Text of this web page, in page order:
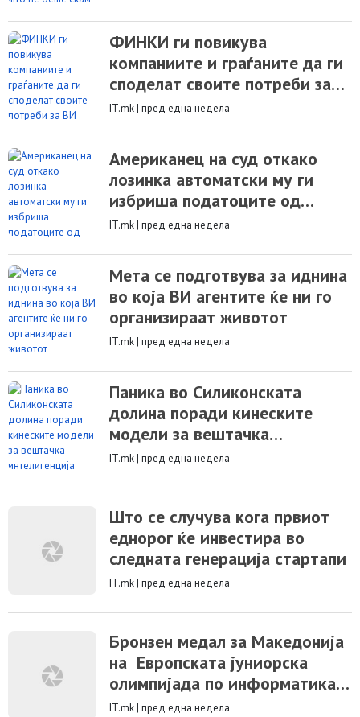
ФИНКИ ги повикува
компаниите и граѓаните да ги
споделат своите потреби за
ВИ обуки
IT.mk| пред една недела
Американец на суд откако
лозинка автоматски му ги
избриша податоците од
телефонот
IT.mk| пред една недела
Мета се подготвува за иднина
во која ВИ агентите ќе ни го
организираат животот
IT.mk| пред една недела
Паника во Силиконската
долина поради кинеските
модели за вештачка
интелигенција
IT.mk| пред една недела
Што се случува кога првиот
еднорог ќе инвестира во
следната генерација стартапи
IT.mk| пред една недела
Бронзен медал за Македонија
на Европската јуниорска
олимпијада по информатика
во Литванија
IT.mk| пред една недела